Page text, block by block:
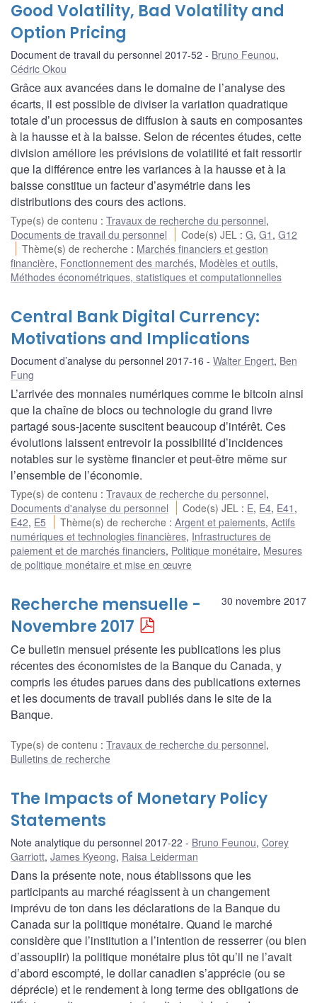
Good Volatility, Bad Volatility and
Option Pricing
Document de travail du personnel 2017-52 Bruno Feunou,
Cédric Okou
Grâce aux avancées dans le domaine de l’analyse des
écarts, il est possible de diviser la variation quadratique
totale d’un processus de diffusion à sauts en composantes
à la hausse et à la baisse. Selon de récentes études, cette
division améliore les prévisions de volatilité et fait ressortir
que la différence entre les variances à la hausse et à la
baisse constitue un facteur d’asymétrie dans les
distributions des cours des actions.
Type(s) de contenu : Travaux de recherche du personnel,
Documents de travail du personnel
Code(s) JEL :G,G1 ,G12
Thème(s) de recherche : Marchés financiers et gestion
financière, Fonctionnement des marchés, Modèles et outils,
Méthodes économétriques, statistiques et computationnelles
Central Bank Digital Currency:
Motivations and Implications
Document d’analyse du personnel 2017-16 Walter Engert, Ben
Fung
L’arrivée des monnaies numériques comme le bitcoin ainsi
que la chaîne de blocs ou technologie du grand livre
partagé sous-jacente suscitent beaucoup d’intérêt. Ces
évolutions laissent entrevoir la possibilité d’incidences
notables sur le système financier et peut-être même sur
l’ensemble de l’économie.
Type(s) de contenu : Travaux de recherche du personnel,
Documents d'analyse du personnel
Code(s) JEL : E, E4, E41 ,
E42, E5 Thème(s) de recherche :Argent et paiements,Actifs
numériques et technologies financières, Infrastructures de
paiement et de marchés financiers, Politique monétaire, Mesures
de politique monétaire et mise en œuvre
30 novembre 2017
Recherche mensuelle -
Novembre 2017
Ce bulletin mensuel présente les publications les plus
récentes des économistes de la Banque du Canada, y
compris les études parues dans des publications externes
et les documents de travail publiés dans le site de la
Banque.
Type(s) de contenu : Travaux de recherche du personnel,
Bulletins de recherche
The Impacts of Monetary Policy
Statements
Note analytique du personnel 2017-22 Bruno Feunou, Corey
Garriott, James Kyeong, Raisa Leiderman
Dans la présente note, nous établissons que les
participants au marché réagissent à un changement
imprévu de ton dans les déclarations de la Banque du
Canada sur la politique monétaire. Quand le marché
considère que l’institution a l’intention de resserrer (ou bien
d’assouplir) la politique monétaire plus tôt qu’il ne l’avait
d’abord escompté, le dollar canadien s’apprécie (ou se
déprécie) et le rendement à long terme des obligations de